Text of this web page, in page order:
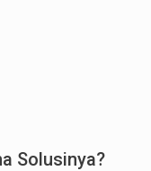
Solusinya?